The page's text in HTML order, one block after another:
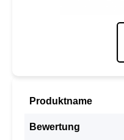
Produktname
Bewertung